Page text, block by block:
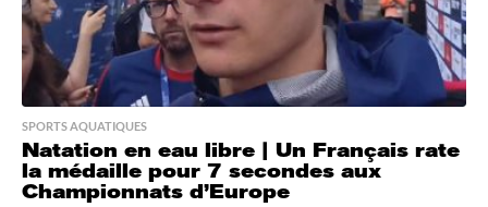
SPORTS AQUATIQUES
Natation en eau libre | Un Français rate
la médaille pour 7 secondes aux
Championnats d’Europe